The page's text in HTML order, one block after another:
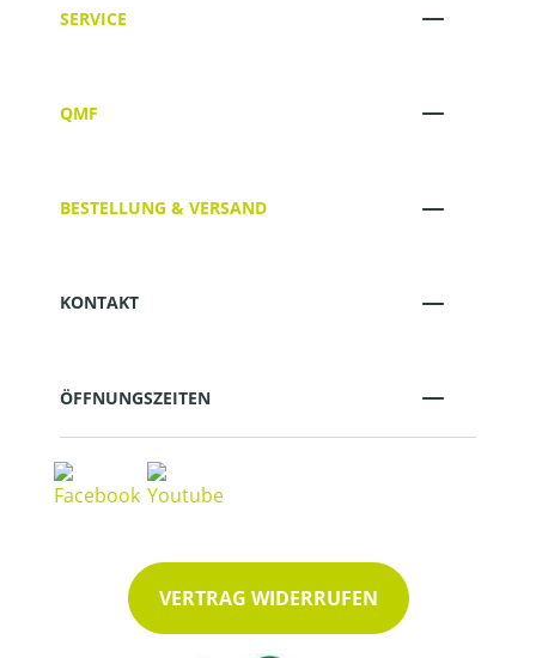
SERVICE
QMF
BESTELLUNG & VERSAND
KONTAKT
ÖFFNUNGSZEITEN
VERTRAG WIDERRUFEN